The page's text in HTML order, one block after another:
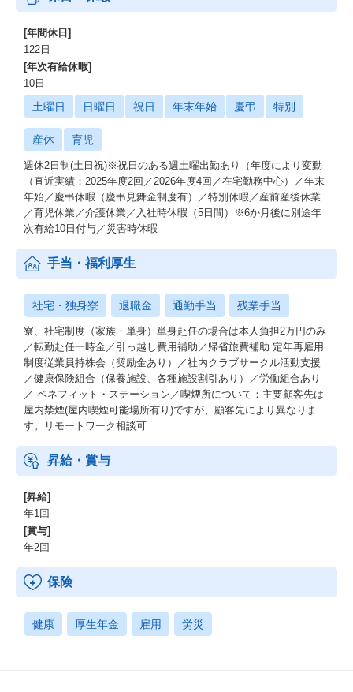
[年間休日]
122日
[年次有給休暇]
10日
土曜日 日曜日 祝日 年末年始 慶弔 特別
産休 育児
週休2日制(土日祝)※祝日のある週土曜出勤あり（年度により変動
（直近実績：2025年度2回／2026年度4回／在宅勤務中心）／年末
年始／慶弔休暇（慶弔見舞金制度有）／特別休暇／産前産後休業
／育児休業／介護休業／入社時休暇（5日間）※6か月後に別途年
次有給10日付与／災害時休暇
手当・福利厚生
社宅・独身寮 退職金 通勤手当 残業手当
寮、社宅制度（家族・単身）単身赴任の場合は本人負担2万円のみ
／転勤赴任一時金／引っ越し費用補助／帰省旅費補助 定年再雇用
制度従業員持株会（奨励金あり）／社内クラブサークル活動支援
／健康保険組合（保養施設、各種施設割引あり）／労働組合あり
／ ベネフィット・ステーション／喫煙所について：主要顧客先は
屋内禁煙(屋内喫煙可能場所有り)ですが、顧客先により異なりま
す。リモートワーク相談可
昇給・賞与
[昇給]
年1回
[賞与]
年2回
保険
健康 厚生年金 雇用 労災